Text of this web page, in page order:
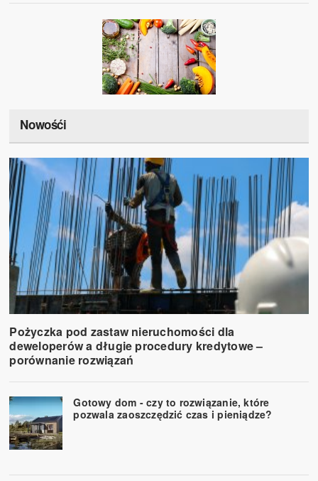
Nowośći
Pożyczka pod zastaw nieruchomości dla
deweloperów a długie procedury kredytowe –
porównanie rozwiązań
Gotowy dom - czy to rozwiązanie, które
pozwala zaoszczędzić czas i pieniądze?